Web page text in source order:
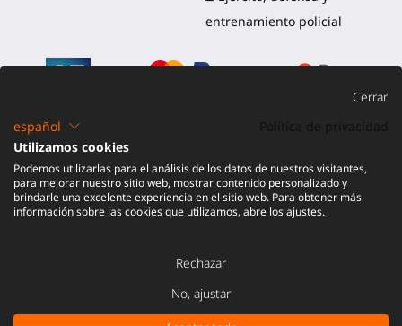
entrenamiento policial
©2016-2026 - ProTubeVR™
aranceles |Garantía|Devolución y reembolso
Cerrar
español
Utilizamos cookies
Podemos utilizarlas para el análisis de los datos de nuestros visitantes,
para mejorar nuestro sitio web, mostrar contenido personalizado y
brindarle una excelente experiencia en el sitio web. Para obtener más
información sobre las cookies que utilizamos, abre los ajustes.
Rechazar
No, ajustar